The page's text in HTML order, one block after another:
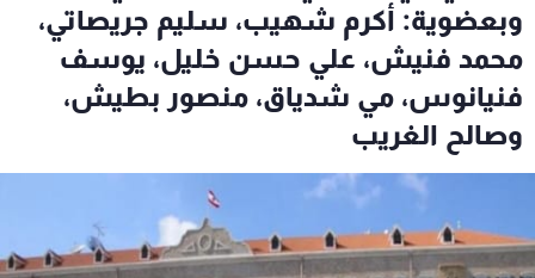
وبعضوية: أكرم شهيب، سليم جريصاتي،
محمد فنيش، علي حسن خليل، يوسف
فنيانوس، مي شدياق، منصور بطيش،
وصالح الغريب
سياسة ناس
فن
منوعات
كأس العالم